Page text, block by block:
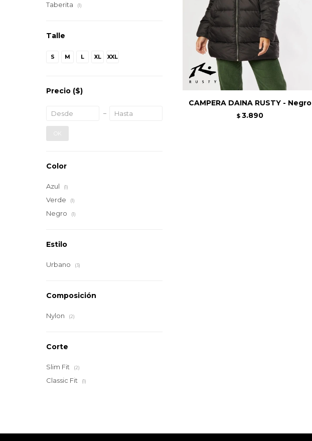
CAMPERA DAINA RUSTY - Negro
$ 3.890
Taberita (1)
Talle
S M L XL XXL
Precio ($)
OK
Color
Azul (1)
Verde (1)
Negro (1)
Estilo
Urbano (3)
Composición
Nylon (2)
Corte
Slim Fit (2)
Classic Fit (1)